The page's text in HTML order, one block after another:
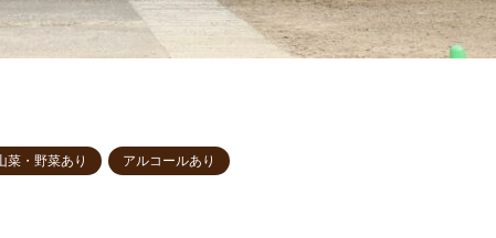
菜・野菜あり アルコールあり